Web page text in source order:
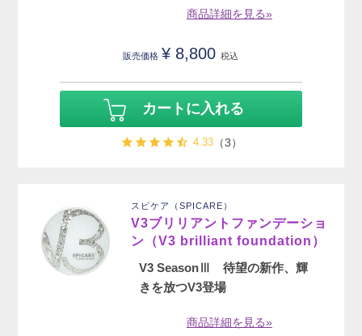
商品詳細を見る»
販売価格 ¥ 8,800 税込
カートに入れる
4.33（3）
スピケア（SPICARE）
V3ブリリアントファンデーショ
ン（V3 brilliant foundation）
V3 SeasonⅢ 待望の新作、輝
きを放つV3登場
商品詳細を見る»